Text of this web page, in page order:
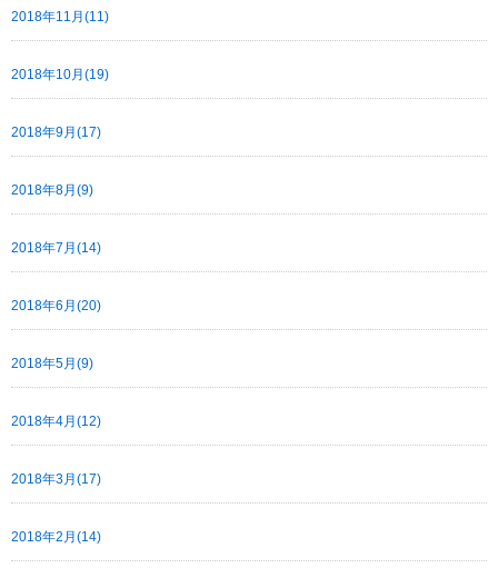
2018年11月(11)
2018年10月(19)
2018年9月(17)
2018年8月(9)
2018年7月(14)
2018年6月(20)
2018年5月(9)
2018年4月(12)
2018年3月(17)
2018年2月(14)